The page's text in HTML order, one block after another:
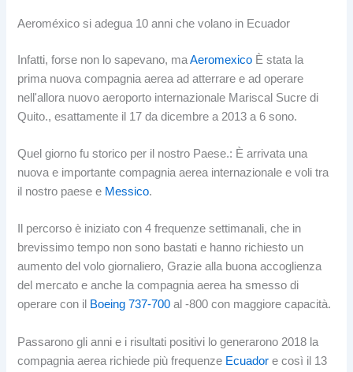
Aeroméxico si adegua 10 anni che volano in Ecuador
Infatti, forse non lo sapevano, maAeromexico È stata la
prima nuova compagnia aerea ad atterrare e ad operare
nell'allora nuovo aeroporto internazionale Mariscal Sucre di
Quito., esattamente il 17 da dicembre a 2013 a 6 sono.
Quel giorno fu storico per il nostro Paese.: È arrivata una
nuova e importante compagnia aerea internazionale e voli tra
il nostro paese e Messico.
Il percorso è iniziato con 4 frequenze settimanali, che in
brevissimo tempo non sono bastati e hanno richiesto un
aumento del volo giornaliero, Grazie alla buona accoglienza
del mercato e anche la compagnia aerea ha smesso di
operare con il Boeing 737-700 al -800 con maggiore capacità.
Passarono gli anni e i risultati positivi lo generarono 2018 la
compagnia aerea richiede più frequenze Ecuador e così il 13